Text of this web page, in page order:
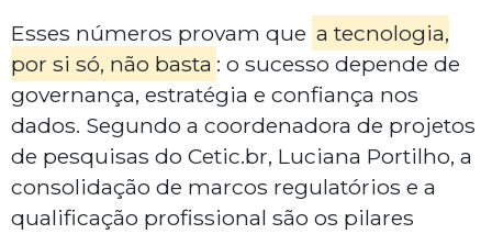
Esses números provam que a tecnologia,
por si só, não basta : o sucesso depende de
governança, estratégia e confiança nos
dados. Segundo a coordenadora de projetos
de pesquisas do Cetic.br, Luciana Portilho, a
consolidação de marcos regulatórios e a
qualificação profissional são os pilares